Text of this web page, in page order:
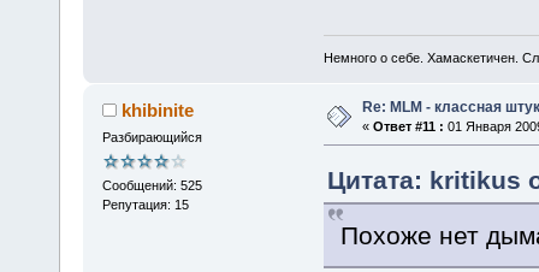
Немного о себе. Хамаскетичен.
khibinite
Разбирающийся
Сообщений: 525
Репутация: 15
Re: MLM - классная
« Ответ #11 : 01 Января
Цитата: kritikus
Похоже нет